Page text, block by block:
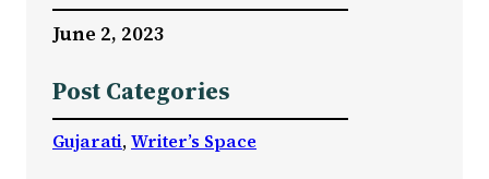
June 2, 2023
Post Categories
Gujarati, Writer’s Space